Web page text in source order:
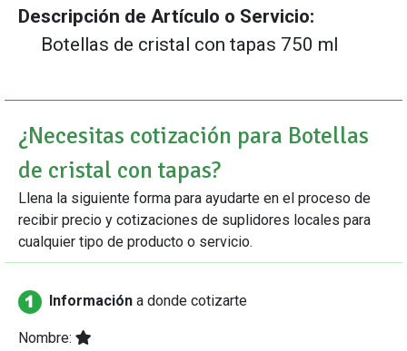
Descripción de Artículo o Servicio:
Botellas de cristal con tapas 750 ml
¿Necesitas cotización para Botellas
de cristal con tapas?
Llena la siguiente forma para ayudarte en el proceso de
recibir precio y cotizaciones de suplidores locales para
cualquier tipo de producto o servicio.
Información a donde cotizarte
Nombre: